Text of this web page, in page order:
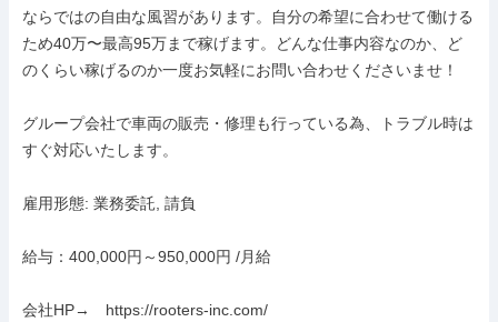
ならではの自由な風習があります。自分の希望に合わせて働ける
ため40万〜最高95万まで稼げます。どんな仕事内容なのか、ど
のくらい稼げるのか一度お気軽にお問い合わせくださいませ！
グループ会社で車両の販売・修理も行っている為、トラブル時は
すぐ対応いたします。
雇用形態: 業務委託, 請負
給与：400,000円～950,000円 /月給
会社HP→　https://rooters-inc.com/